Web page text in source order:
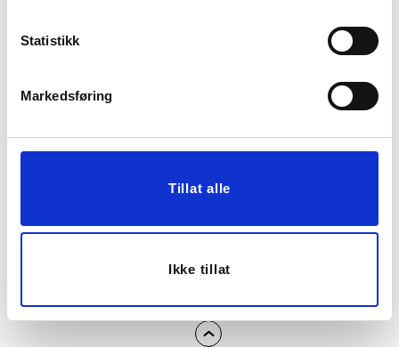
Statistikk
Markedsføring
Tillat alle
Ikke tillat
Som medlem i kundeklubben vår får du
Følg oss gjerne på
sosiale medier!